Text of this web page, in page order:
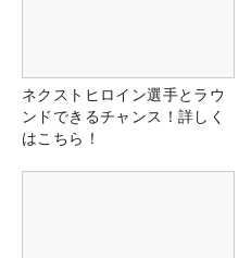
ネクストヒロイン選手とラウ
ンドできるチャンス！詳しく
はこちら！